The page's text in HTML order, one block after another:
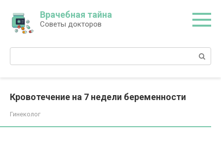
контенту
Врачебная тайна
Советы докторов
Поиск:
Кровотечение на 7 недели беременности
Гинеколог